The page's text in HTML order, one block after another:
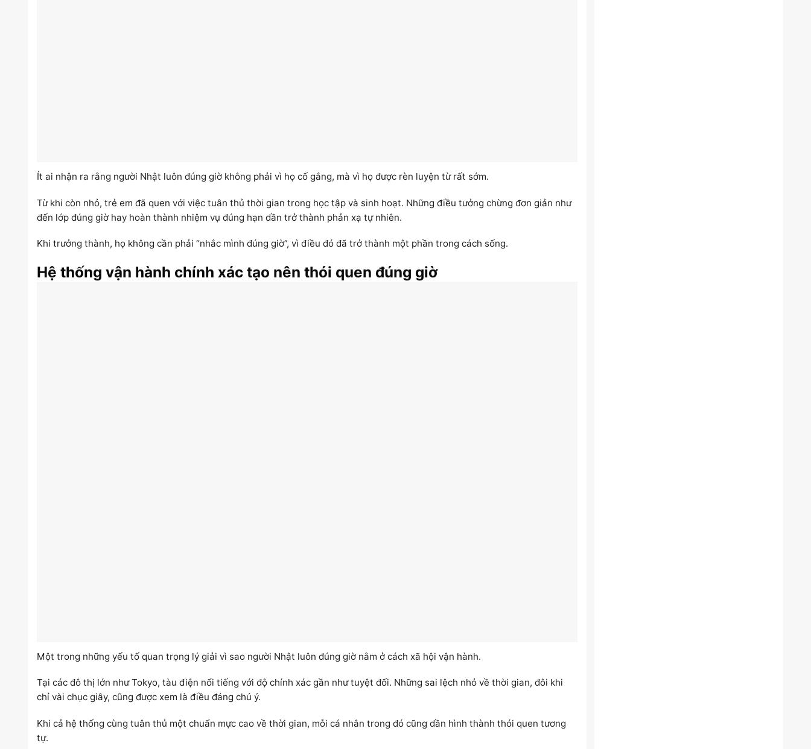
Ít ai nhận ra rằng người Nhật luôn đúng giờ không phải vì họ cố gắng, mà vì họ được rèn luyện từ rất sớm.
Từ khi còn nhỏ, trẻ em đã quen với việc tuân thủ thời gian trong học tập và sinh hoạt. Những điều tưởng chừng đơn giản như
đến lớp đúng giờ hay hoàn thành nhiệm vụ đúng hạn dần trở thành phản xạ tự nhiên.
Khi trưởng thành, họ không cần phải “nhắc mình đúng giờ”, vì điều đó đã trở thành một phần trong cách sống.
Hệ thống vận hành chính xác tạo nên thói quen đúng giờ
Một trong những yếu tố quan trọng lý giải vì sao người Nhật luôn đúng giờ nằm ở cách xã hội vận hành.
Tại các đô thị lớn như Tokyo, tàu điện nổi tiếng với độ chính xác gần như tuyệt đối. Những sai lệch nhỏ về thời gian, đôi khi
chỉ vài chục giây, cũng được xem là điều đáng chú ý.
Khi cả hệ thống cùng tuân thủ một chuẩn mực cao về thời gian, mỗi cá nhân trong đó cũng dần hình thành thói quen tương
tự.